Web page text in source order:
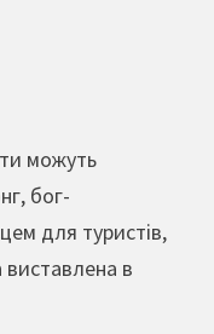
можуть
бог-
для туристів,
виставлена в